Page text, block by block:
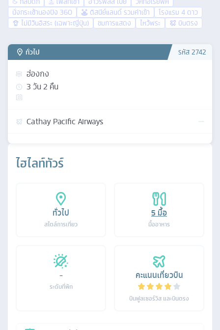
นั่งกระเช้านองปิง 360
ดิสนีย์แลนด์ รวมค่าเข้า
โรงแรม 4 ดาว
ไม่มีวันอิสระ (เฉพาะญี่ปุ่น)
ชมการแสดง ไหว้พระ บินตรง
ไฮไลท์ทัวร์
ทั่วไป
สไตล์การเที่ยว
5 มื้อ
มื้ออาหาร
-
ระดับที่พัก
คะแนนเที่ยวบิน
บินฟูลเซอร์วิส และบินตรง
ทั่วไป รหัส2742
ฮ่องกง
3วัน2 คืน
Cathay Pacific Airways